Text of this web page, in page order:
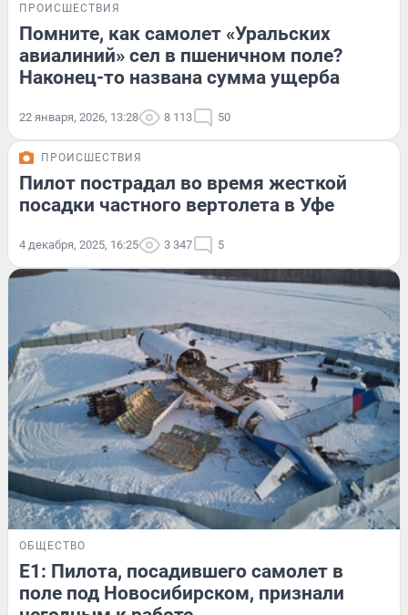
ПРОИСШЕСТВИЯ
Помните, как самолет «Уральских
авиалиний» сел в пшеничном поле?
Наконец-то названа сумма ущерба
22 января, 2026, 13:28 8 113 50
ПРОИСШЕСТВИЯ
Пилот пострадал во время жесткой
посадки частного вертолета в Уфе
4 декабря, 2025, 16:25 3 347 5
ОБЩЕСТВО
E1: Пилота, посадившего самолет в
поле под Новосибирском, признали